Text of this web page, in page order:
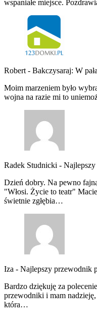
wspaniałe miejsce.
Robert - Bakczysaraj: W
Moim marzeniem było
wojna na razie mi to
Radek Studnicki - Najlepszy
Dzień dobry. Na pewno
"Włosi. Życie to teatr"
świetnie zgłębia…
Iza - Najlepszy przewodnik
Bardzo dziękuję za
przewodniki i mam
która…